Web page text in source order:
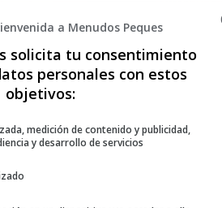
de pescado y
a Menudos Peques
solicita tu consentimiento
personales con estos
objetivos:
medición de contenido y publicidad,
y desarrollo de servicios